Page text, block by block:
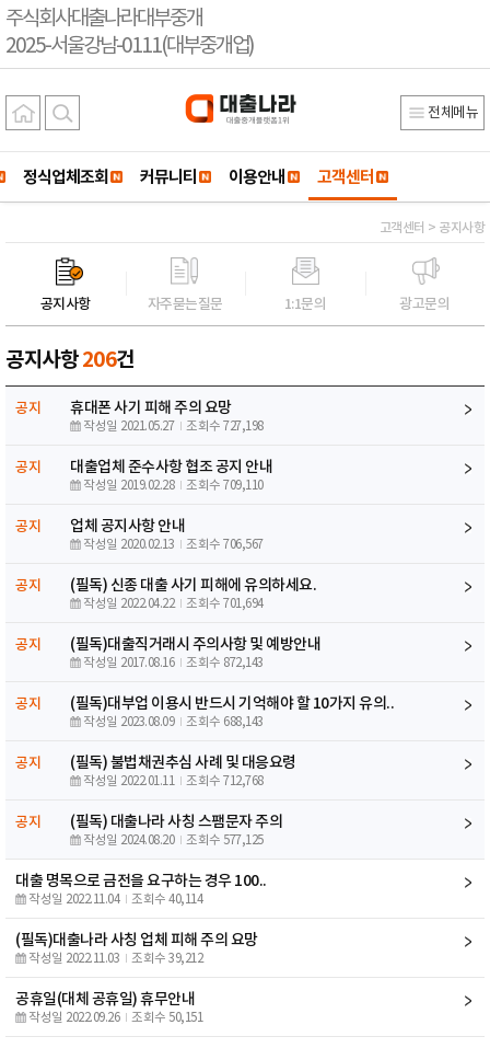
주식회사대출나라대부중개
2025-서울강남-0111(대부중개업)
전체메뉴
정식업체조회 커뮤니티 이용안내 고객센터
고객센터 > 공지사항
공지사항 자주묻는질문 1:1문의 광고문의
공지사항206건
공지 휴대폰 사기 피해 주의 요망
작성일 2021.05.27 조회수 727,198
공지 대출업체 준수사항 협조 공지 안내
작성일 2019.02.28 조회수 709,110
공지 업체 공지사항 안내
작성일 2020.02.13 조회수 706,567
공지 (필독) 신종 대출 사기 피해에 유의하세요.
작성일 2022.04.22 조회수 701,694
공지 (필독)대출직거래시 주의사항 및 예방안내
작성일 2017.08.16 조회수 872,143
공지 (필독)대부업 이용시 반드시 기억해야 할 10가지 유의..
작성일 2023.08.09 조회수 688,143
공지 (필독) 불법채권추심 사례 및 대응요령
작성일 2022.01.11 조회수 712,768
공지 (필독) 대출나라 사칭 스팸문자 주의
작성일 2024.08.20 조회수 577,125
대출 명목으로 금전을 요구하는 경우 100..
작성일 2022.11.04 조회수 40,114
(필독)대출나라 사칭 업체 피해 주의 요망
작성일 2022.11.03 조회수 39,212
공휴일(대체 공휴일) 휴무안내
작성일 2022.09.26 조회수 50,151